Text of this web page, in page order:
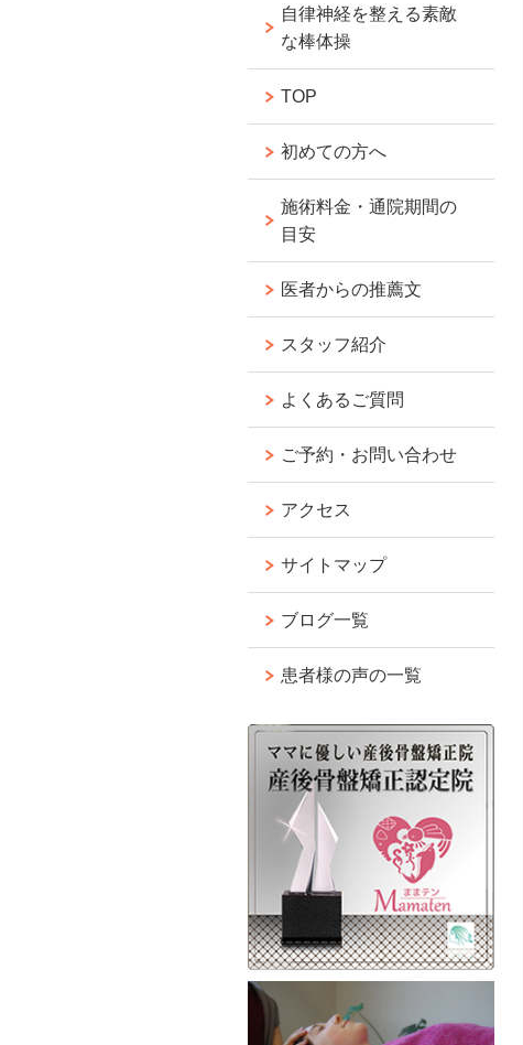
自律神経を整える素敵
な棒体操
TOP
初めての方へ
施術料金・通院期間の
目安
医者からの推薦文
スタッフ紹介
よくあるご質問
ご予約・お問い合わせ
アクセス
サイトマップ
ブログ一覧
患者様の声の一覧